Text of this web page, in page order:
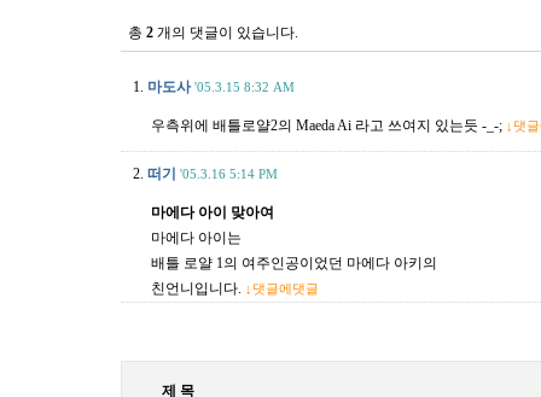
총 2 개의 댓글이 있습니다.
1. 마도사 '05.3.15 8:32 AM
우측위에 배틀로얄2의 Maeda Ai 라고 쓰여지 있는듯 -_-; ↓댓
2. 떠기 '05.3.16 5:14 PM
마에다 아이 맞아여
마에다 아이는
배틀 로얄 1의 여주인공이었던 마에다 아키의
친언니입니다. ↓댓글에댓글
제 목